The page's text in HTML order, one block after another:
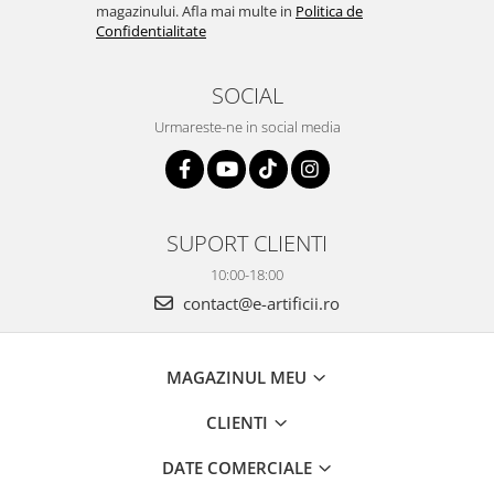
magazinului. Afla mai multe in Politica de
Confidentialitate
SOCIAL
Urmareste-ne in social media
SUPORT CLIENTI
10:00-18:00
contact@e-artificii.ro
MAGAZINUL MEU
CLIENTI
DATE COMERCIALE